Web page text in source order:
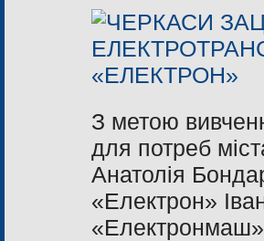
З метою
для потреб
Анатолія
«Електрон»